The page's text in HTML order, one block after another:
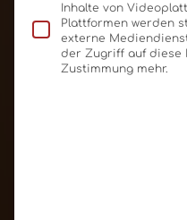
Inhalte von
Plattformen werden
externe
der Zugriff auf diese
Zustimmung mehr.